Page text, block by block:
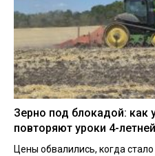
Зерно под блокадой: как
повторяют уроки 4-
Цены обвалились, когда